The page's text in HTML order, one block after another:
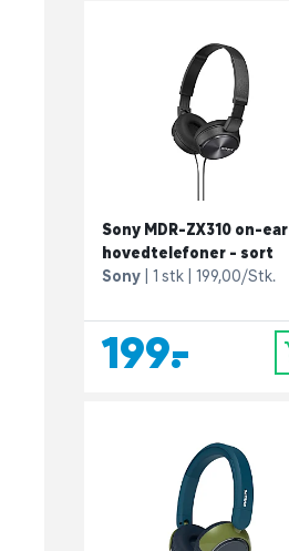
Sony MDR-ZX310 on-ear
hovedtelefoner - sort
Sony
1 stk 199,00/Stk.
199,-